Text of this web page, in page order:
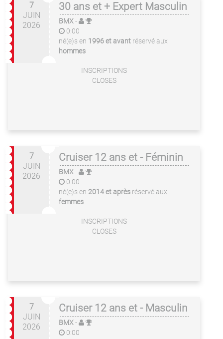
7
JUIN
2026
30 ans et + Expert Masculin
BMX-
0:00
né(e)s en 1996 et avant réservé aux
hommes
INSCRIPTIONS
CLOSES
7
JUIN
2026
Cruiser 12 ans et - Féminin
BMX-
0:00
né(e)s en 2014 et après réservé aux
femmes
INSCRIPTIONS
CLOSES
7
JUIN
2026
Cruiser 12 ans et - Masculin
BMX-
0:00